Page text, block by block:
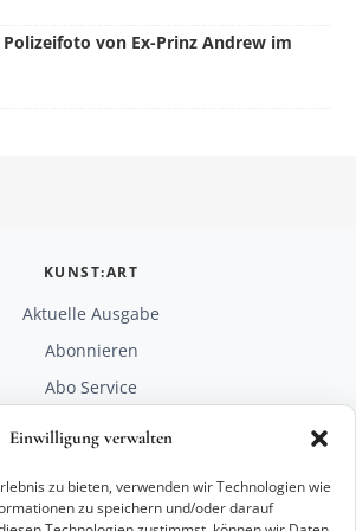
Einwilligung verwalten
zu bieten, verwenden wir Technologien wie
zu speichern und/oder darauf
von Ex-Prinz Andrew im
KUNST:ART
Aktuelle Ausgabe
Abonnieren
Abo Service
RECHTLICHES